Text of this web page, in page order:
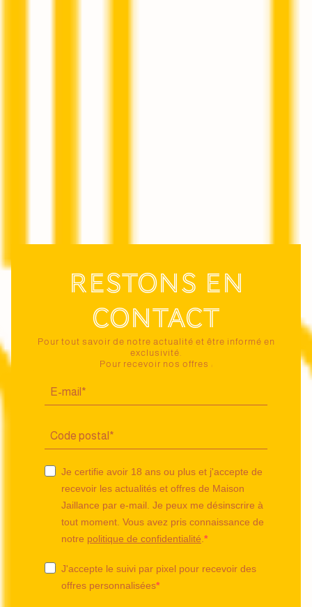
Restons en
contact
Pour tout savoir de notre actualité et être informé en
exclusivité.
Pour recevoir nos offres :
Je certifie avoir 18 ans ou plus et j'accepte de
recevoir les actualités et offres de Maison
Jaillance par e-mail. Je peux me désinscrire à
tout moment. Vous avez pris connaissance de
notre politique de confidentialité.
J'accepte le suivi par pixel pour recevoir des
offres personnalisées